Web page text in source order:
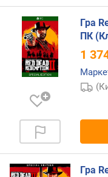
Гра
ПК
1
Гра